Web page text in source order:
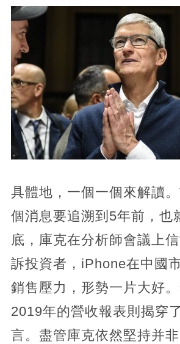
具體地，一個一個來解讀
個消息要追溯到5年前，也
底，庫克在分析師會議上
訴投資者，iPhone在中國
銷售壓力，形勢一片大好
2019年的營收報表則揭穿
言。盡管庫克依然堅持并